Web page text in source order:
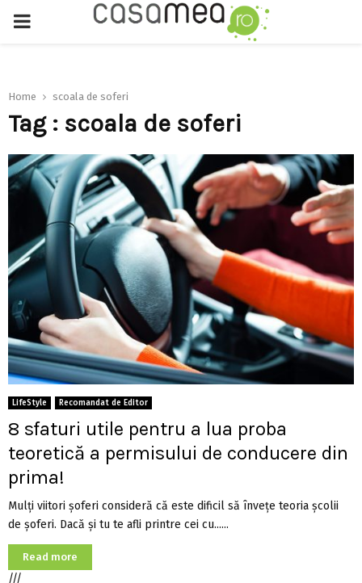
PRIMARY
Home scoala de soferi
Tag : scoala de soferi
LifeStyle Recomandat de Editor
8 sfaturi utile pentru a lua proba
teoretică a permisului de conducere din
prima!
Mulți viitori șoferi consideră că este dificil să învețe teoria școlii
de șoferi. Dacă și tu te afli printre cei cu......
Read more
///